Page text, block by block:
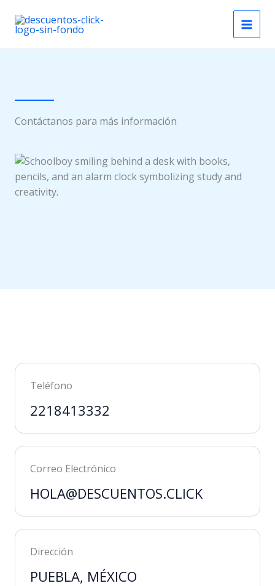
contenido
Contáctanos para más información
Teléfono
2218413332
Correo Electrónico
HOLA@DESCUENTOS.CLICK
Dirección
PUEBLA, MÉXICO